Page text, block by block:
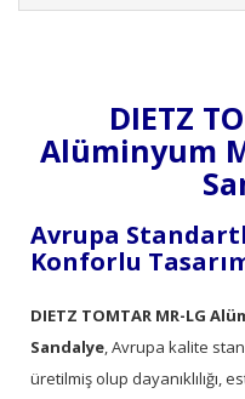
DIETZ
Alüminyum
Avrupa
Konforlu
DIETZ TOMTAR MR-LG
Sandalye, Avrupa kalite
üretilmiş olup dayanıklılığı,